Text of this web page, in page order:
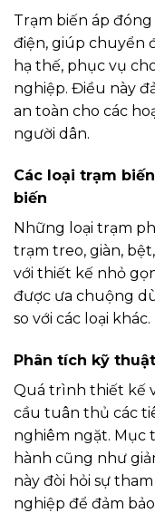
Trạm biến áp
điện, giúp chuyển
hạ thế, phục vụ
nghiệp. Điều này
an toàn cho các
người dân.
Các loại trạm
biến
Những loại trạm
trạm treo, giàn,
với thiết kế nhỏ
được ưa chuộng
so với các loại khác.
Phân tích kỹ
Quá trình thiết kế
cầu tuân thủ các
nghiêm ngặt. Mục
hành cũng như
này đòi hỏi sự
nghiệp để đảm